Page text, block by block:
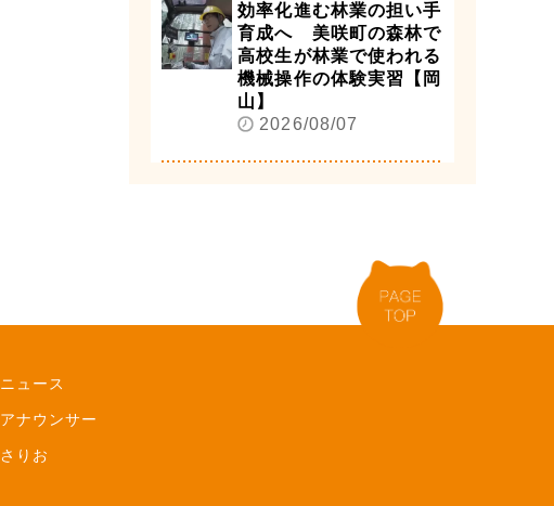
効率化進む林業の担い手
育成へ 美咲町の森林で
高校生が林業で使われる
機械操作の体験実習【岡
山】
2026/08/07
ニュース
アナウンサー
さりお